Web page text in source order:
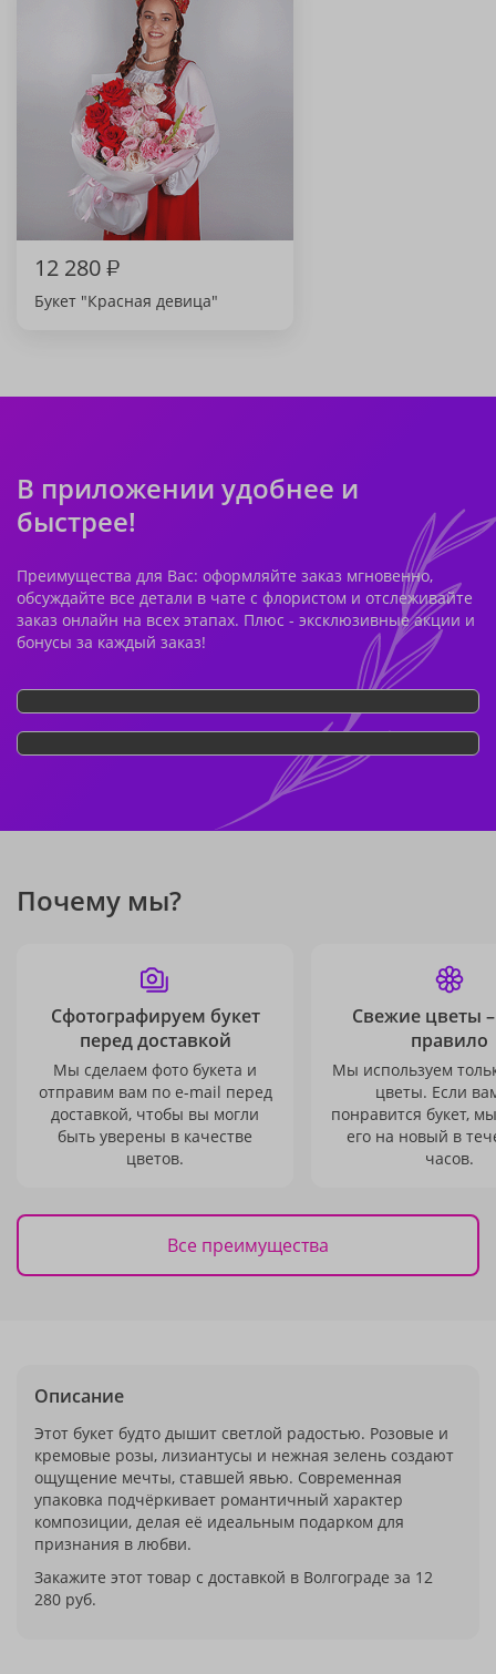
12 280₽
Букет "Красная девица"
В приложении удобнее и
быстрее!
Преимущества для Вас: оформляйте заказ мгновенно,
обсуждайте все детали в чате с флористом и отслеживайте
заказ онлайн на всех этапах. Плюс - эксклюзивные акции и
бонусы за каждый заказ!
Почему мы?
Сфотографируем букет
перед доставкой
Мы сделаем фото букета и
отправим вам по e-mail перед
доставкой, чтобы вы могли
быть уверены в качестве
цветов.
Свежие цветы
правило
Мы используем
цветы. Если
понравится букет,
его на новый в
часов.
Все преимущества
Описание
Этот букет будто дышит светлой радостью. Розовые и
кремовые розы, лизиантусы и нежная зелень создают
ощущение мечты, ставшей явью. Современная
упаковка подчёркивает романтичный характер
композиции, делая её идеальным подарком для
признания в любви.
Закажите этот товар с доставкой в Волгограде за 12
280 руб.